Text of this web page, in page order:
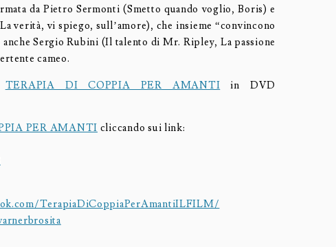
da Pietro Sermonti (Smetto quando voglio, Boris) e
verità, vi spiego, sull’amore), che insieme “convincono
Sergio Rubini (Il talento di Mr. Ripley, La passione
cameo.
TERAPIA DI COPPIA PER AMANTI in DVD
PER AMANTI cliccando sui link:
TerapiaDiCoppiaPerAmantiILFILM/